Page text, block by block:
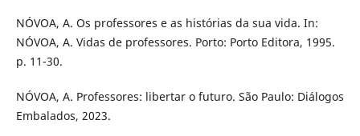
NÓVOA, A. Os professores e as histórias da sua vida. In:
NÓVOA, A. Vidas de professores. Porto: Porto Editora, 1995.
p. 11-30.
NÓVOA, A. Professores: libertar o futuro. São Paulo: Diálogos
Embalados, 2023.